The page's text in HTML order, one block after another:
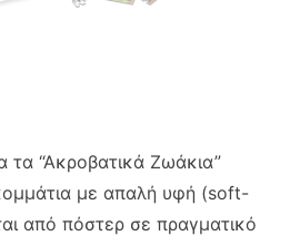
“Ακροβατικά Ζωάκια”
με απαλή υφή (soft-
από πόστερ σε πραγματικό